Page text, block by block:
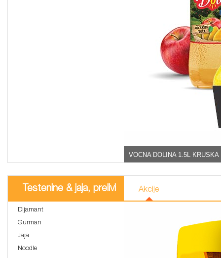
VOCNA DOLINA 1.5L
Testenine & jaja, prelivi Akcije
Dijamant
Gurman
Jaja
Noodle